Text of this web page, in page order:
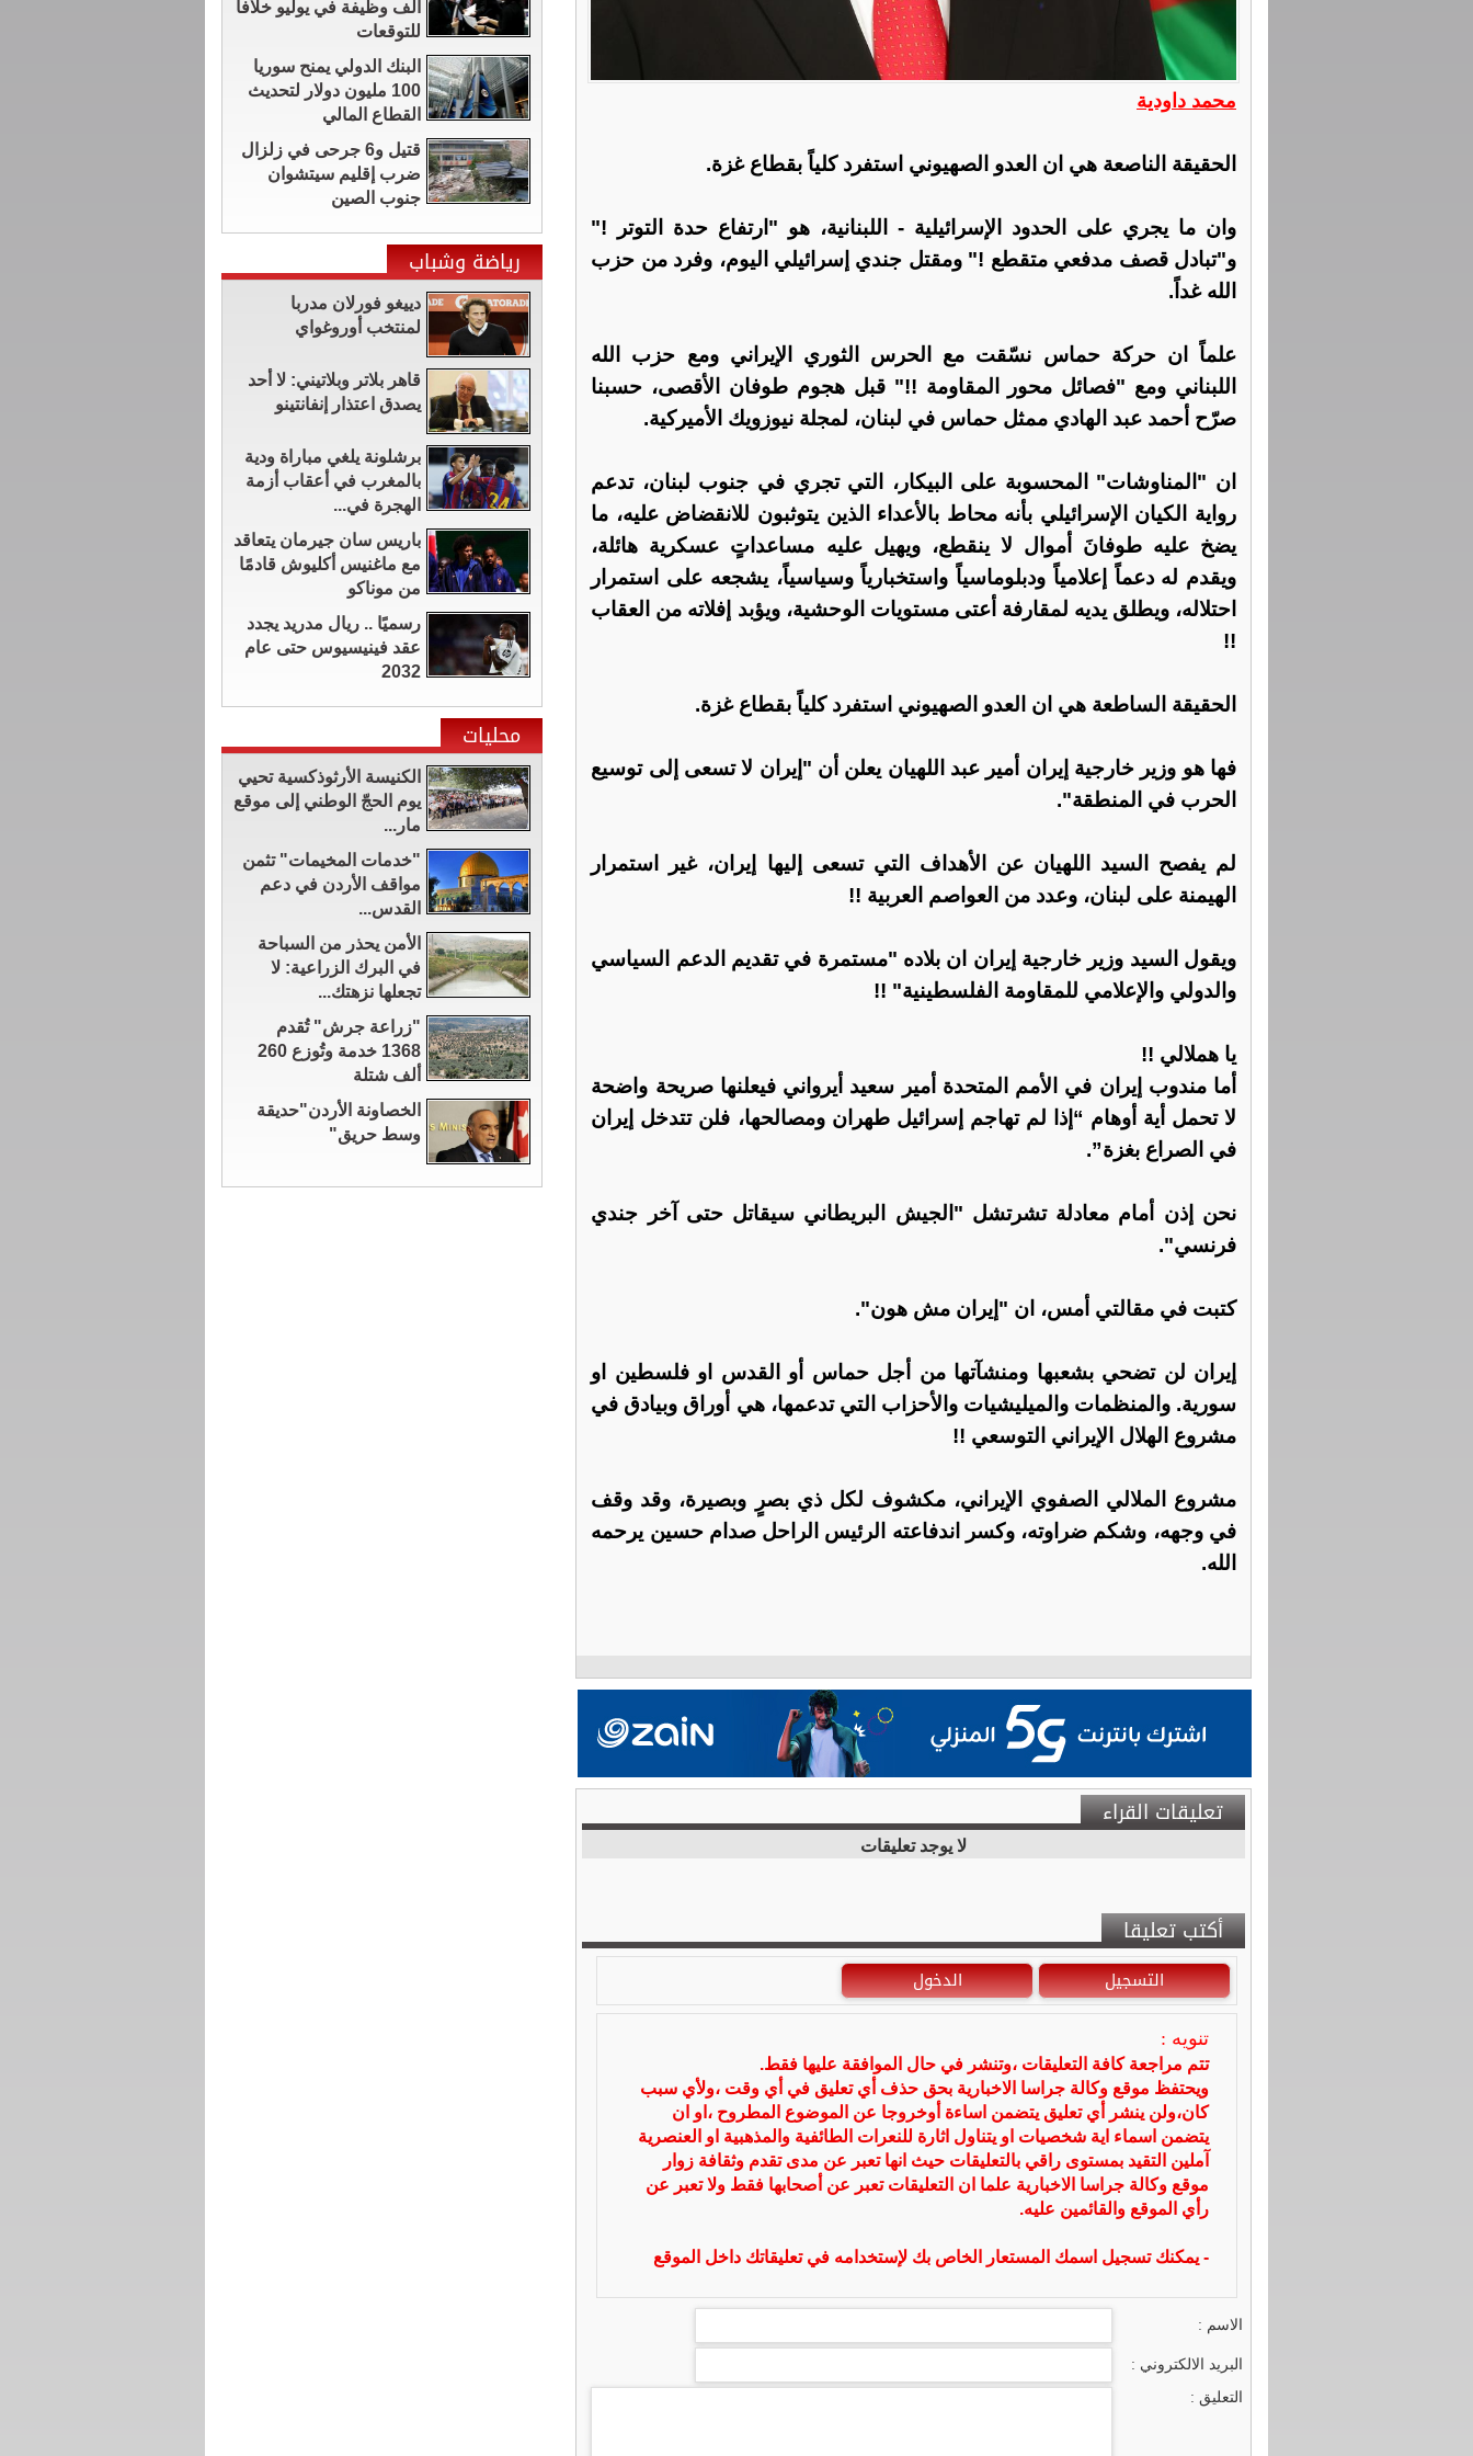
محمد داودية
الحقيقة الناصعة هي ان العدو الصهيوني استفرد كلياً بقطاع غزة.
وان ما يجري على الحدود الإسرائيلية - اللبنانية، هو "ارتفاع حدة التوتر !"
و"تبادل قصف مدفعي متقطع !" ومقتل جندي إسرائيلي اليوم، وفرد من حزب
الله غداً.
علماً ان حركة حماس نسّقت مع الحرس الثوري الإيراني ومع حزب الله
اللبناني ومع "فصائل محور المقاومة !!" قبل هجوم طوفان الأقصى، حسبنا
صرّح أحمد عبد الهادي ممثل حماس في لبنان، لمجلة نيوزويك الأميركية.
ان "المناوشات" المحسوبة على البيكار، التي تجري في جنوب لبنان، تدعم
رواية الكيان الإسرائيلي بأنه محاط بالأعداء الذين يتوثبون للانقضاض عليه، ما
يضخ عليه طوفانَ أموال لا ينقطع، ويهيل عليه مساعداتٍ عسكرية هائلة،
ويقدم له دعماً إعلامياً ودبلوماسياً واستخبارياً وسياسياً، يشجعه على استمرار
احتلاله، ويطلق يديه لمقارفة أعتى مستويات الوحشية، ويؤبد إفلاته من العقاب
!!
الحقيقة الساطعة هي ان العدو الصهيوني استفرد كلياً بقطاع غزة.
فها هو وزير خارجية إيران أمير عبد اللهيان يعلن أن "إيران لا تسعى إلى توسيع
الحرب في المنطقة".
لم يفصح السيد اللهيان عن الأهداف التي تسعى إليها إيران، غير استمرار
الهيمنة على لبنان، وعدد من العواصم العربية !!
ويقول السيد وزير خارجية إيران ان بلاده "مستمرة في تقديم الدعم السياسي
والدولي والإعلامي للمقاومة الفلسطينية" !!
يا هملالي !!
أما مندوب إيران في الأمم المتحدة أمير سعيد أيرواني فيعلنها صريحة واضحة
لا تحمل أية أوهام “إذا لم تهاجم إسرائيل طهران ومصالحها، فلن تتدخل إيران
في الصراع بغزة”.
نحن إذن أمام معادلة تشرتشل "الجيش البريطاني سيقاتل حتى آخر جندي
فرنسي".
كتبت في مقالتي أمس، ان "إيران مش هون".
إيران لن تضحي بشعبها ومنشآتها من أجل حماس أو القدس او فلسطين او
سورية. والمنظمات والميليشيات والأحزاب التي تدعمها، هي أوراق وبيادق في
مشروع الهلال الإيراني التوسعي !!
مشروع الملالي الصفوي الإيراني، مكشوف لكل ذي بصرٍ وبصيرة، وقد وقف
في وجهه، وشكم ضراوته، وكسر اندفاعته الرئيس الراحل صدام حسين يرحمه
الله.
تعليقات القراء
لا يوجد تعليقات
أكتب تعليقا
التسجيل الدخول
تنويه :
تتم مراجعة كافة التعليقات ،وتنشر في حال الموافقة عليها فقط.
ويحتفظ موقع وكالة جراسا الاخبارية بحق حذف أي تعليق في أي وقت ،ولأي سبب
كان،ولن ينشر أي تعليق يتضمن اساءة أوخروجا عن الموضوع المطروح ،او ان
يتضمن اسماء اية شخصيات او يتناول اثارة للنعرات الطائفية والمذهبية او العنصرية
آملين التقيد بمستوى راقي بالتعليقات حيث انها تعبر عن مدى تقدم وثقافة زوار
موقع وكالة جراسا الاخبارية علما ان التعليقات تعبر عن أصحابها فقط ولا تعبر عن
رأي الموقع والقائمين عليه.
- يمكنك تسجيل اسمك المستعار الخاص بك لإستخدامه في تعليقاتك داخل الموقع
الاسم :
البريد الالكتروني :
التعليق :
ألف وظيفة في يوليو خلافاً
للتوقعات
البنك الدولي يمنح سوريا
100 مليون دولار لتحديث
القطاع المالي
قتيل و6 جرحى في زلزال
ضرب إقليم سيتشوان ​
جنوب الصين
رياضة وشباب
دييغو فورلان مدربا
لمنتخب أوروغواي
قاهر بلاتر وبلاتيني: لا أحد
يصدق اعتذار إنفانتينو
برشلونة يلغي مباراة ودية
بالمغرب في أعقاب أزمة
الهجرة في...
باريس سان جيرمان يتعاقد
مع ماغنيس أكليوش قادمًا
من موناكو
رسميًا .. ريال مدريد يجدد
عقد فينيسيوس حتى عام
2032
محليات
الكنيسة الأرثوذكسية تحيي
يوم الحجّ الوطني إلى موقع
مار...
"خدمات المخيمات" تثمن
مواقف الأردن في دعم
القدس...
الأمن يحذر من السباحة
في البرك الزراعية: لا
تجعلها نزهتك...
"زراعة جرش" تُقدم
1368 خدمة وتُوزع 260
ألف شتلة
الخصاونة الأردن"حديقة
وسط حريق"